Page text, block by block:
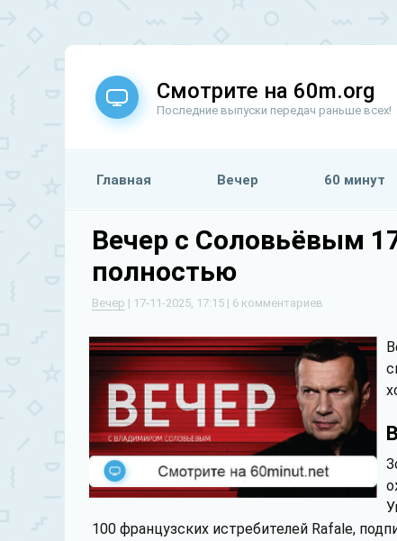
Смотрите на 60m.org
Последние выпуски передач раньше всех!
Главная Вечер 60 минут
Вечер с Соловьёвым
полностью
Вечер | 17-11-2025, 17:15 | 6 комментариев
100 французских истребителей Rafale,